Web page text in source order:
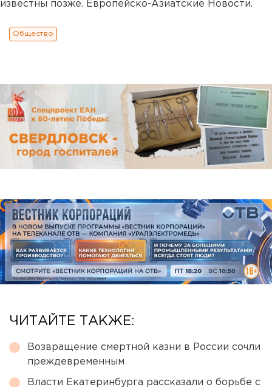
известны позже. Европейско-Азиатские Новости.
Общество
ЧИТАЙТЕ ТАКЖЕ:
Возвращение смертной казни в России сочли
преждевременным
Власти Екатеринбурга рассказали о борьбе с